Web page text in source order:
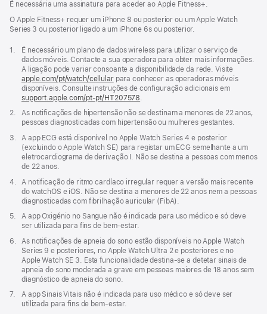
É necessária uma assinatura para aceder ao Apple Fitness+.
O Apple Fitness+ requer um iPhone 8 ou posterior ou um Apple Watch
Series 3 ou posterior ligado a um iPhone 6s ou posterior.
Nota
rodapé
1.
É necessário um plano de dados wireless para utilizar o serviço de
dados móveis. Contacte a sua operadora para obter mais informações.
A ligação pode variar consoante a disponibilidade da rede. Visite
apple.com/pt/watch/cellularpara conhecer as operadoras móveis
disponíveis. Consulte instruções de configuração adicionais em
support.apple.com/pt-pt/HT207578
nova
janela)
Nota
2.
As notificações de hipertensão não se destinam a menores de 22 anos,
pessoas diagnosticadas com hipertensão ou mulheres gestantes.
Nota
rodapé
3.
A app ECG está disponível no Apple Watch Series 4 e posterior
(excluindo o Apple Watch SE) para registar um ECG semelhante a um
eletrocardiograma de derivação I. Não se destina a pessoas com menos
de 22 anos.
Nota
rodapé
4.
A notificação de ritmo cardíaco irregular requer a versão mais recente
do watchOS e iOS. Não se destina a menores de 22 anos nem a pessoas
diagnosticadas com fibrilhação auricular (FibA).
Nota
5.
A app Oxigénio no Sangue não é indicada para uso médico e só deve
ser utilizada para fins de bem‑estar.
Nota
rodapé
6.
As notificações de apneia do sono estão disponíveis no Apple Watch
Series 9 e posteriores, no Apple Watch Ultra 2 e posteriores e no
Apple Watch SE 3. Esta funcionalidade destina-se a detetar sinais de
apneia do sono moderada a grave em pessoas maiores de 18 anos sem
diagnóstico de apneia do sono.
Nota
7.
A app Sinais Vitais não é indicada para uso médico e só deve ser
utilizada para fins de bem-estar.